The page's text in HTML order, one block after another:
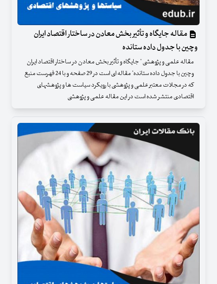
مقاله جایگاه و تأثیر بخش معادن در ساختار اقتصاد ایران
وچین با جدول داده ستانده
مقاله علمی و پژوهشی " جایگاه و تأثیر بخش معادن در ساختار اقتصاد ایران
وچین با جدول داده ستانده" مقاله ای است در 29 صفحه و با 24 فهرست منبع
که در مجلات معتبر علمی و پژوهشی با رویکرد سیاست ها و پژوهشهای
اقتصادی منتشر شده است در این مقاله علمی و پژوهشی